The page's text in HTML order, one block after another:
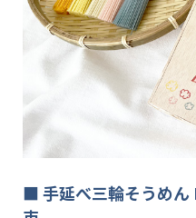
■ 手延べ三輪そうめん